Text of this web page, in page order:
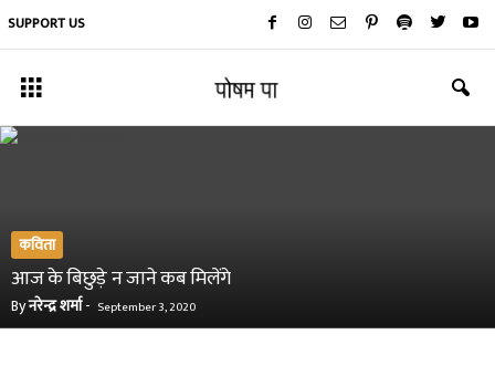
SUPPORT US
कविता
आज के बिछुड़े न जाने कब मिलेंगे
Byनरेन्द्र शर्मा- September 3, 2020